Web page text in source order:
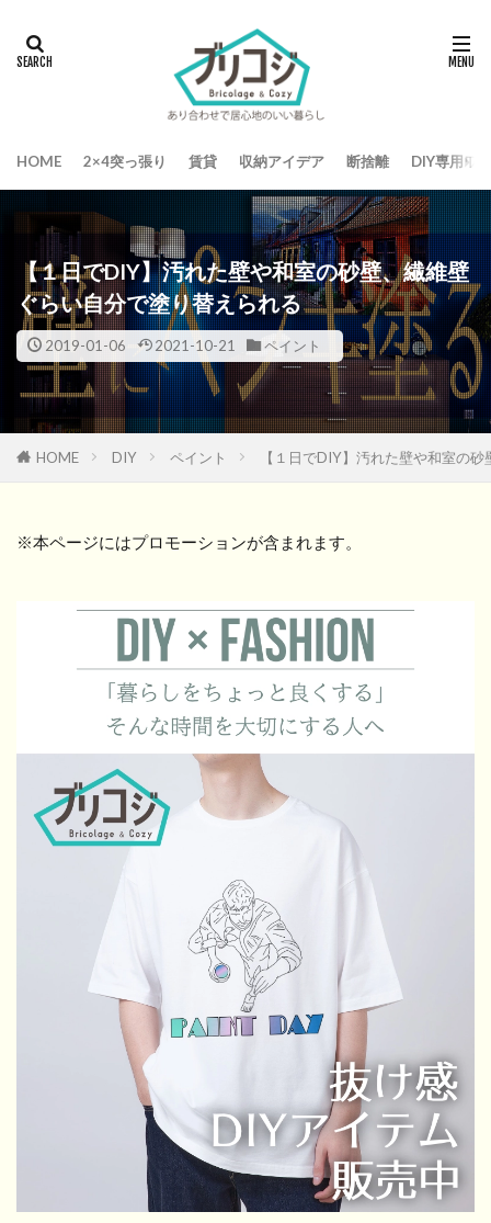
HOME 2×4突っ張り 賃貸 収納アイデア 断捨離 DIY専用ワ
【１日でDIY】汚れた壁や和室の砂壁、繊維壁
ぐらい自分で塗り替えられる
2019-01-06 2021-10-21 ペイント
HOME DIY ペイント 【１日でDIY】汚れた壁や和室の
※本ページにはプロモーションが含まれます。